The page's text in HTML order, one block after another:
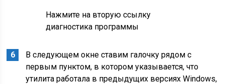
Нажмите на вторую ссылку
диагностика программы
В следующем окне ставим галочку рядом с
первым пунктом, в котором указывается, что
утилита работала в предыдущих версиях Windows,